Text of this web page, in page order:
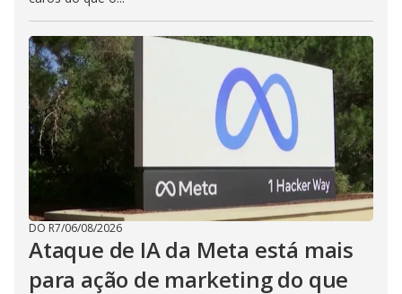
DO R7/06/08/2026
Ataque de IA da Meta está mais
para ação de marketing do que